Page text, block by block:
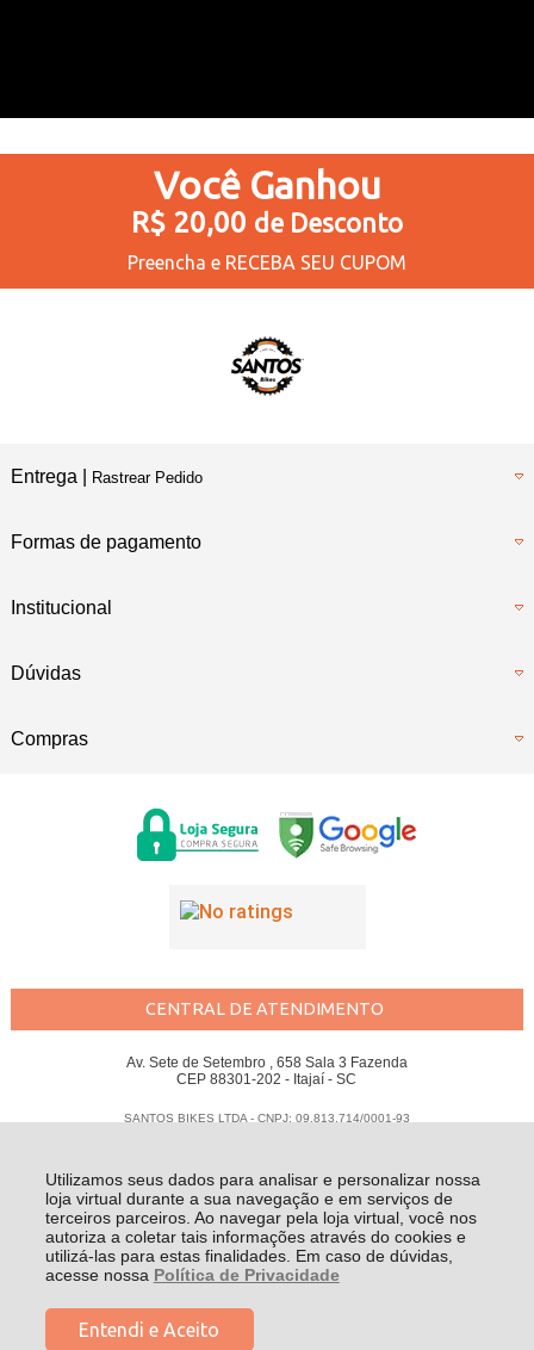
Utilizamos seus dados para analisar e personalizar nossa
loja virtual durante a sua navegação e em serviços de
terceiros parceiros. Ao navegar pela loja virtual, você nos
autoriza a coletar tais informações através do cookies e
utilizá-las para estas finalidades. Em caso de dúvidas,
acesse nossa Política de Privacidade
Entendi e Aceito
Você Ganhou
R$ 20,00 de Desconto
Preencha e RECEBA SEU CUPOM
Entrega | Rastrear Pedido
Formas de pagamento
Institucional
Dúvidas
Compras
CENTRAL DE ATENDIMENTO
Av. Sete de Setembro , 658 Sala 3 Fazenda
CEP 88301-202 - Itajaí - SC
SANTOS BIKES LTDA - CNPJ: 09.813.714/0001-93